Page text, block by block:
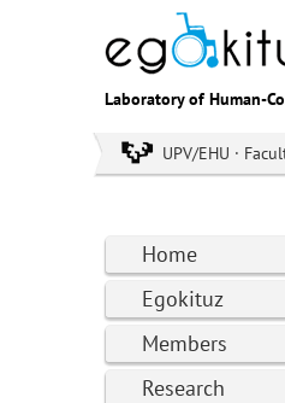
Laboratory of Human-
UPV/EHU ·
Home
Egokituz
Members
Research